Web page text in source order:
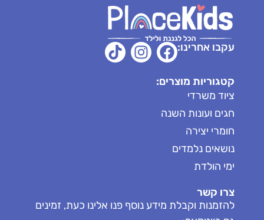
עקבו אחרינו:
קטגוריות מוצרים:
ציוד משרדי
חגים ועונות השנה
חומרי יצירה
נושאים נלמדים
ימי הולדת
צרו קשר
להזמנות וקבלת מידע נוסף פנו אלינו כעת, זמינים